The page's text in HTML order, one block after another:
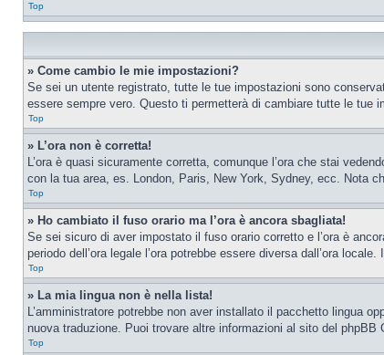
Top
» Come cambio le mie impostazioni?
Se sei un utente registrato, tutte le tue impostazioni sono
essere sempre vero. Questo ti permetterà di cambiare tutte le tue
Top
» L’ora non è corretta!
L’ora è quasi sicuramente corretta, comunque l’ora che stai
con la tua area, es. London, Paris, New York, Sydney, ecc. Nota
Top
» Ho cambiato il fuso orario ma l’ora è ancora sbagliata!
Se sei sicuro di aver impostato il fuso orario corretto e l’ora è
periodo dell’ora legale l’ora potrebbe essere diversa dall’ora
Top
» La mia lingua non è nella lista!
L’amministratore potrebbe non aver installato il pacchetto lingua
nuova traduzione. Puoi trovare altre informazioni al sito del
Top